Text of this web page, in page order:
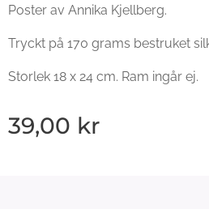
Poster av Annika Kjellberg.
Tryckt på 170 grams bestruket
Storlek 18 x 24 cm. Ram ingår ej.
39,00 kr